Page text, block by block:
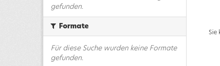
gefunden.
Formate
Für diese Suche wurden keine Formate
gefunden.
Sie